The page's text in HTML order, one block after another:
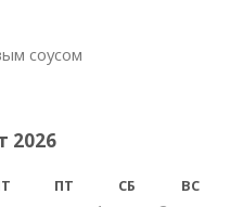
соусом
2026
ПТ СБ ВС